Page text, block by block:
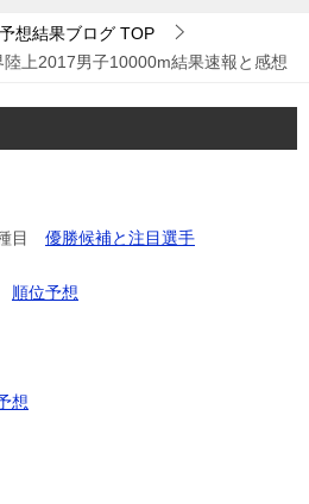
想結果ブログ TOP
陸上2017男子10000m結果速報と感想
目 優勝候補と注目選手
順位予想
想